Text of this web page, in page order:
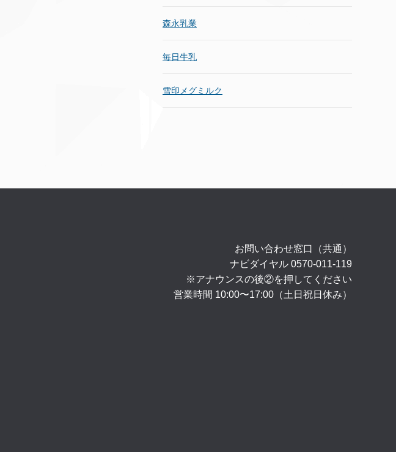
森永乳業
毎日牛乳
雪印メグミルク
お問い合わせ窓口（共通）
ナビダイヤル 0570-011-119
※アナウンスの後②を押してください
営業時間 10:00〜17:00（土日祝日休み）